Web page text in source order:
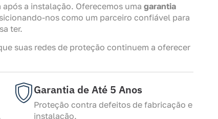
a instalação. Oferecemos uma garantia
nos como um parceiro confiável para
ter.
suas redes de proteção continuem a oferecer
Garantia de Até 5 Anos
Proteção contra defeitos de fabricação e
instalação.